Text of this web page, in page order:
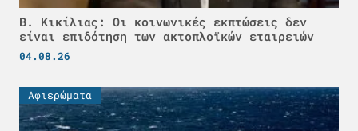
Β. Κικίλιας: Οι κοινωνικές εκπτώσεις δεν
είναι επιδότηση των ακτοπλοϊκών εταιρειών
04.08.26
Αφιερώματα